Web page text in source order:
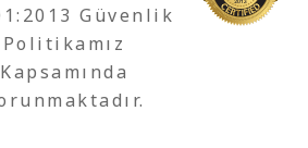
Güvenlik
Politikamız
Kapsamında